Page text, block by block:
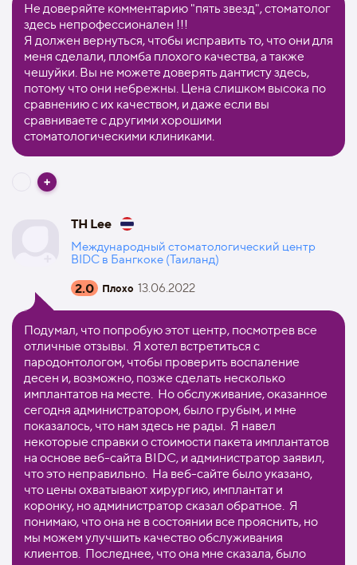
Не доверяйте комментарию "пять звезд", стоматолог
здесь непрофессионален !!!
Я должен вернуться, чтобы исправить то, что они для
меня сделали, пломба плохого качества, а также
чешуйки. Вы не можете доверять дантисту здесь,
потому что они небрежны. Цена слишком высока по
сравнению с их качеством, и даже если вы
сравниваете с другими хорошими
стоматологическими клиниками.
TH Lee
Международный стоматологический центр
BIDC в Бангкоке (Таиланд)
2.0 Плохо 13.06.2022
Подумал, что попробую этот центр, посмотрев все
отличные отзывы. Я хотел встретиться с
пародонтологом, чтобы проверить воспаление
десен и, возможно, позже сделать несколько
имплантатов на месте. Но обслуживание, оказанное
сегодня администратором, было грубым, и мне
показалось, что нам здесь не рады. Я навел
некоторые справки о стоимости пакета имплантатов
на основе веб-сайта BIDC, и администратор заявил,
что это неправильно. На веб-сайте было указано,
что цены охватывают хирургию, имплантат и
коронку, но администратор сказал обратное. Я
понимаю, что она не в состоянии все прояснить, но
мы можем улучшить качество обслуживания
клиентов. Последнее, что она мне сказала, было